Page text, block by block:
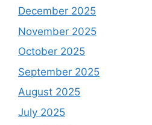
December 2025
November 2025
October 2025
September 2025
August 2025
July 2025